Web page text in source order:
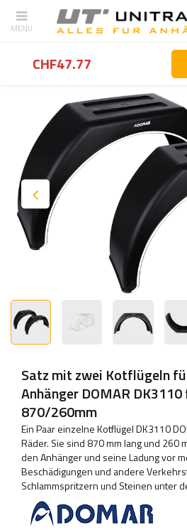
Zurück Startseite Ersatzteile
Satz mit zwei Kotflügeln
Anhänger DOMAR
870/260mm
Ein Paar einzelne Kotflügel DK3110
Räder. Sie sind 870 mm lang und 260
den Anhänger und seine Ladung vor
Beschädigungen und andere
Schlammspritzern und Steinen unter
CHF47.77